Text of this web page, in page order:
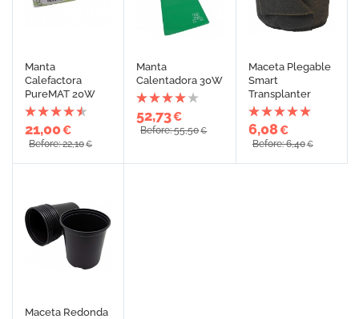
Manta
Calefactora
PureMAT 20W
21,00€
Before: 22,10€
Manta
Calentadora 30W
52,73€
Before: 55,50€
Maceta Plegable
Smart
Transplanter
6,08€
Before: 6,40€
Maceta Redonda